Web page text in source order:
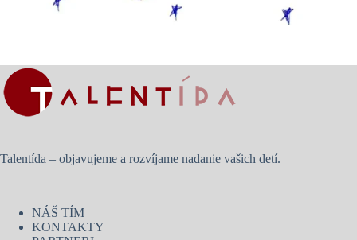
Talentída – objavujeme a rozvíjame nadanie vašich detí.
NÁŠ TÍM
KONTAKTY